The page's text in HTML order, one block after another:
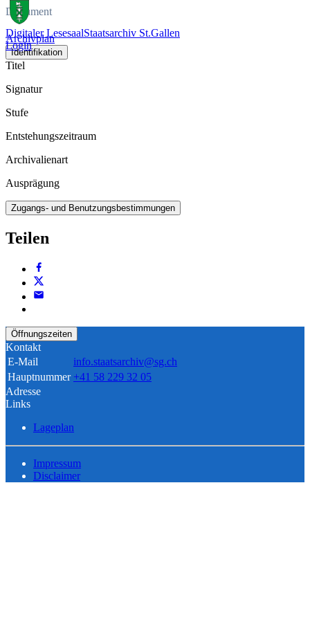
Digitaler LesesaalStaatsarchiv St.Gallen
Login
Dokument
Archivplan
Identifikation
Titel
Signatur
Stufe
Entstehungszeitraum
Archivalienart
Ausprägung
Zugangs- und Benutzungsbestimmungen
Teilen
Öffnungszeiten
Kontakt
E-Mail
info.staatsarchiv@sg.ch
Hauptnummer +41 58 229 32 05
Adresse
Links
Lageplan
Impressum
Disclaimer